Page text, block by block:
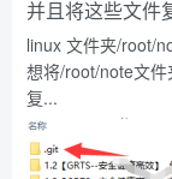
并且将这些文件
linux 文件夹/root/
想将/root/note文
复...